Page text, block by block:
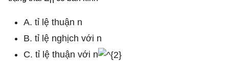
A. tỉ lệ thuận n
B. tỉ lệ nghịch với n
C. tỉ lệ thuận với n